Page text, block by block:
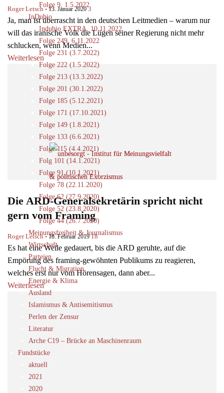
Folge 9, 1.5.2022
InDubio
Indubio EXTRA, 10.11.2022
Folge 249, 6.11.2022
Folge 231 (3.7.2022)
Folge 222 (1.5.2022)
Folge 213 (13.3.2022)
Folge 201 (30.1.2022)
Folge 185 (5.12.2021)
Folge 171 (17.10.2021)
Folge 149 (1.8.2021)
Folge 133 (6.6.2021)
Folge 115 (4.4.2021)
Folg 101 (14.1.2021)
Folge 91 (10.1.2021)
Folge 78 (22.11.2020)
Folge 62 (27.9.2020)
Folge 52 (23.8.2020)
Folge 44 (26.7.2020)
Meinungsfreiheit & Journalismus
Wirtschaft
Parteien
Flucht & Migration
Energie & Klima
Ausland
Islamismus & Antisemitismus
Perlen der Zensur
Literatur
Arche C19 – Brücke an Maschinenraum
Fundstücke
aktuell
2021
2020
Roger Letsch - 13. Januar 2020 3
Ja, man ist überrascht in den deutschen Leitmedien – warum nur
will das iranische Volk die Lügen seiner Regierung nicht mehr
schlucken, wenn Medien...
Weiterlesen
Die ARD-Generalsekretärin spricht nicht
gern vom Framing
Roger Letsch - 18. Februar 2019 18
Es hat eine Weile gedauert, bis die ARD geruhte, auf die
Empörung des framing-gewöhnten Publikums zu reagieren,
welches erst nur vom Hörensagen, dann aber...
Weiterlesen